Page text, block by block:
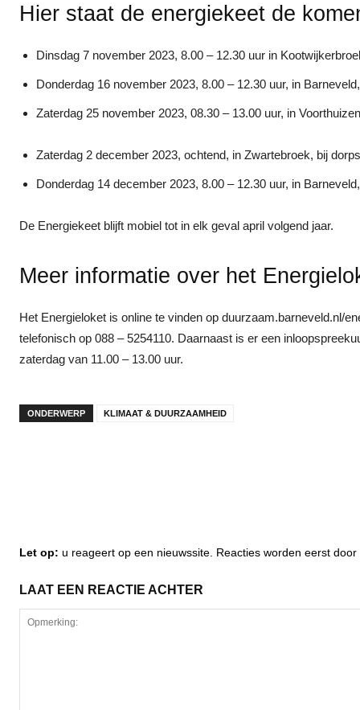
Hier staat de energiekeet de
Dinsdag 7 november 2023, 8.00 – 12.30 uur in
Donderdag 16 november 2023, 8.00 – 12.30 uur, in
Zaterdag 25 november 2023, 08.30 – 13.00 uur, in
Zaterdag 2 december 2023, ochtend, in Zwartebroek, bij
Donderdag 14 december 2023, 8.00 – 12.30 uur, in
De Energiekeet blijft mobiel tot in elk geval april volgend jaar.
Meer informatie over het
Het Energieloket is online te vinden op duurzaam.barneveld.nl/
telefonisch op 088 – 5254110. Daarnaast is er een
zaterdag van 11.00 – 13.00 uur.
ONDERWERP KLIMAAT & DUURZAAMHEID
Let op: u reageert op een nieuwssite. Reacties worden eerst
LAAT EEN REACTIE ACHTER